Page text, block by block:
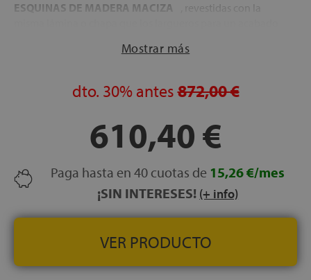
ESQUINAS DE MADERA MACIZA
, revestidas con la
para cierre hermético
Nórdico, Nogal, Ártico y Natural
ALTURA DEL CAJÓN: 18 cm
CAPACIDAD DEL ARCÓN: 17 cm útiles
GROSOR DEL CAJÓN:
30 mm de espesor para máxima
solidez
Transporte, Montaje y Retirada del antiguo canapé o
equivalenteGRATUITO
FABRICACIÓN ESPAÑOLA
Mostrar más
dto. 30% antes872,00 €
610,40 €
Paga hasta en 40 cuotas de 15,26 €/mes
¡SIN INTERESES! (+ info)
VER PRODUCTO